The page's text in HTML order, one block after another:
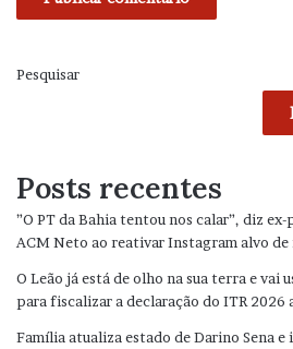
Pesquisar
Posts recentes
”O PT da Bahia tentou nos calar”, diz
ACM Neto ao reativar Instagram alvo
O Leão já está de olho na sua terra e vai
para fiscalizar a declaração do ITR 2026
Família atualiza estado de Darino Sena